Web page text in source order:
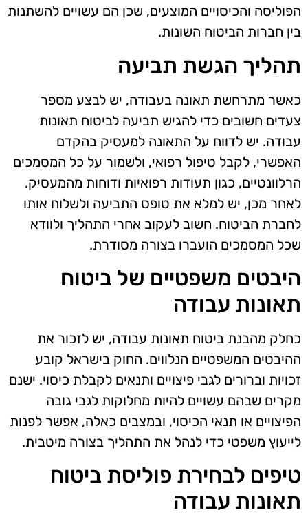
הפוליסה והכיסויים המוצעים, שכן הם עשויים להשתנות
בין חברות הביטוח השונות.
תהליך הגשת תביעה
כאשר מתרחשת תאונה בעבודה, יש לבצע מספר
צעדים חשובים כדי להגיש תביעה לביטוח תאונות
עבודה. יש לדווח על התאונה למעסיק בהקדם
האפשרי, לקבל טיפול רפואי, ולשמור על כל המסמכים
הרלוונטיים, כגון תעודות רפואיות ודוחות מהמעסיק.
לאחר מכן, יש למלא את טופס התביעה ולשלוח אותו
לחברת הביטוח. חשוב לעקוב אחרי התהליך ולוודא
שכל המסמכים הועברו בצורה מסודרת.
היבטים משפטיים של ביטוח
תאונות עבודה
כחלק מהבנת ביטוח תאונות עבודה, יש לזכור את
ההיבטים המשפטיים הנלווים. החוק בישראל קובע
זכויות וברורים לגבי פיצויים ותנאים לקבלת כיסוי. ישנם
מקרים שבהם עשויים להיות מחלוקות לגבי גובה
הפיצויים או תנאי הכיסוי, ובמצבים כאלה, אפשר לפנות
לייעוץ משפטי כדי לנהל את התהליך בצורה מיטבית.
טיפים לבחירת פוליסת ביטוח
תאונות עבודה